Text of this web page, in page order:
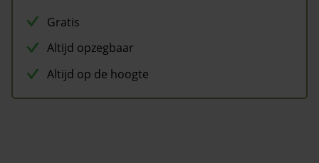
Gratis
Altijd opzegbaar
Altijd op de hoogte